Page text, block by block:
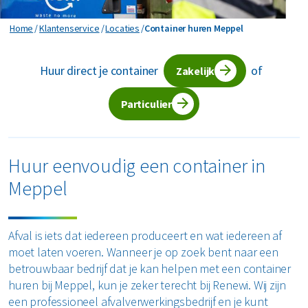
Horeca en recreatie
Industrie
Logistiek
Zakelijke dienstverlening
Interne inzamelmiddelen
Circulaire diensten
CSRD
Circulair+
Gevaarlijk afval
Groen- en tuinafval
Matrassen
Papier en karton
PMD
Puin
Mineralen
ons
Home Klantenservice Locaties Container huren Meppel
Container huren Meppel
Huur direct je container Zakelijk of
Particulier
Huur eenvoudig een container in
Meppel
Afval is iets dat iedereen produceert en wat iedereen af
moet laten voeren. Wanneer je op zoek bent naar een
betrouwbaar bedrijf dat je kan helpen met een container
huren bij Meppel, kun je zeker terecht bij Renewi. Wij zijn
een professioneel afvalverwerkingsbedrijf en je kunt